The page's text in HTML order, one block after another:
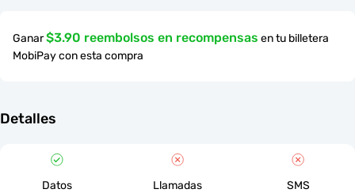
Ganar$3.90 reembolsos en recompensas en tu billetera
MobiPay con esta compra
Detalles
Datos Llamadas SMS